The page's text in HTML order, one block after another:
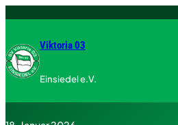
Viktoria 03
Einsiedel e.V.